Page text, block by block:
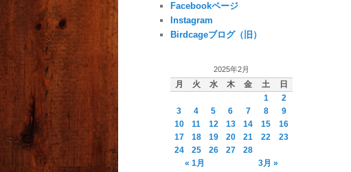
Facebookページ
Instagram
Birdcageブログ（旧）
2025年2月
月 火 水 木 金 土
日
1
2
3
4 5 6 7 8
9
10
11 12 13 14 15
16
17
18 19 20 21 22
23
24
25 26 27
28
« 1月
3月 »